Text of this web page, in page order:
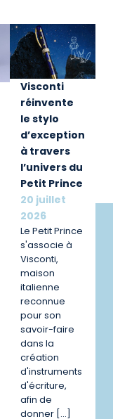
Visconti
réinvente
le stylo
d’exception
à travers
l’univers du
Petit Prince
20 juillet
2026
Le Petit Prince
s'associe à
Visconti,
maison
italienne
reconnue
pour son
savoir-faire
dans la
création
d'instruments
d'écriture,
afin de
donner […]